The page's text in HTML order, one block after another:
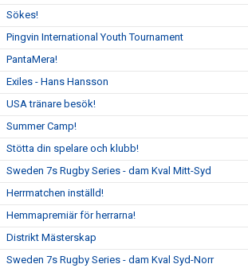
Sökes!
Pingvin International Youth Tournament
PantaMera!
Exiles - Hans Hansson
USA tränare besök!
Summer Camp!
Stötta din spelare och klubb!
Sweden 7s Rugby Series - dam Kval Mitt-Syd
Herrmatchen inställd!
Hemmapremiär för herrarna!
Distrikt Mästerskap
Sweden 7s Rugby Series - dam Kval Syd-Norr